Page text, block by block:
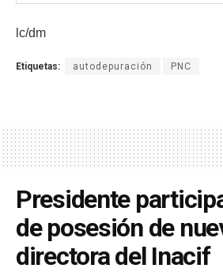
lc/dm
Etiquetas: autodepuración PNC
Presidente
de posesión de
directora del Inacif